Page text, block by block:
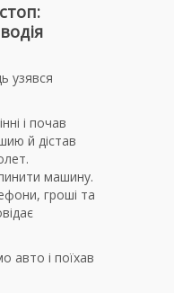
узявся
і почав
й дістав
машину.
гроші та
авто і поїхав